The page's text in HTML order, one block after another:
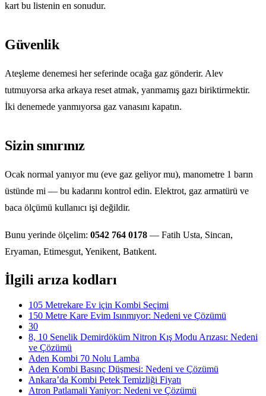
kart bu listenin en sonudur.
Güvenlik
Ateşleme denemesi her seferinde ocağa gaz gönderir. Alev
tutmuyorsa arka arkaya reset atmak, yanmamış gazı biriktirmektir.
İki denemede yanmıyorsa gaz vanasını kapatın.
Sizin sınırınız
Ocak normal yanıyor mu (eve gaz geliyor mu), manometre 1 barın
üstünde mi — bu kadarını kontrol edin. Elektrot, gaz armatürü ve
baca ölçümü kullanıcı işi değildir.
Bunu yerinde ölçelim: 0542 764 0178 — Fatih Usta, Sincan,
Eryaman, Etimesgut, Yenikent, Batıkent.
İlgili arıza kodları
105 Metrekare Ev için Kombi Seçimi
150 Metre Kare Evim Isınmıyor: Nedeni ve Çözümü
30
8, 10 Senelik Demirdöküm Nitron Kış Modu Arızası: Nedeni
ve Çözümü
Aden Kombi 70 Nolu Lamba
Aden Kombi Basınç Düşmesi: Nedeni ve Çözümü
Ankara’da Kombi Petek Temizliği Fiyatı
Atron Patlamali Yaniyor: Nedeni ve Çözümü